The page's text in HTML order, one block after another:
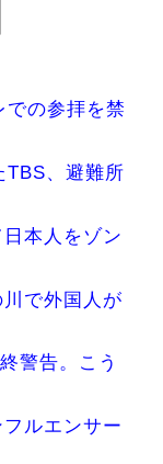
の参拝を禁
TBS、避難所
本人をゾン
川で外国人が
警告。こう
ルエンサー